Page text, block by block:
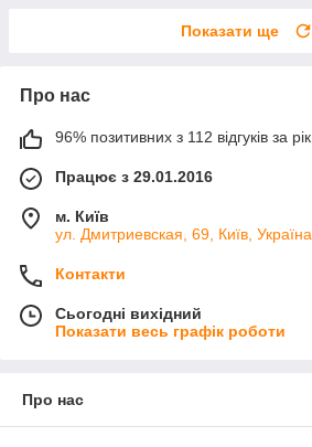
Показати ще
Про нас
96% позитивних з 112 відгуків за рік
Працює з 29.01.2016
м. Київ
ул. Дмитриевская, 69, Київ, Україна
Контакти
Сьогодні вихідний
Показати весь графік роботи
Про нас